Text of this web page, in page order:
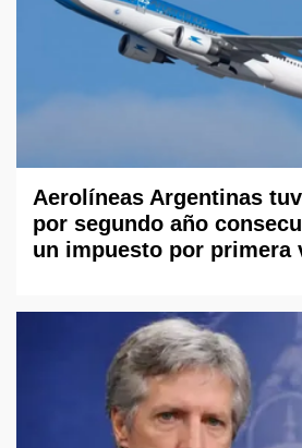
Aerolíneas Argentinas
por segundo año
un impuesto por primera